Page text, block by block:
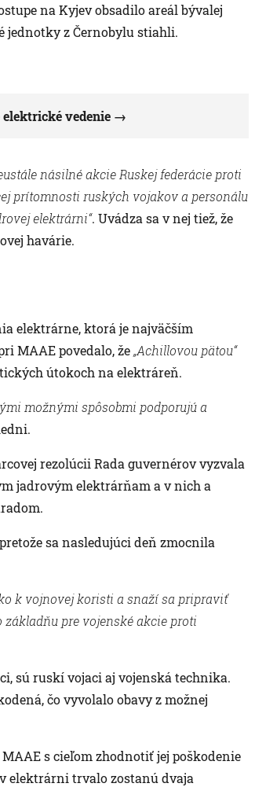
na Kyjev obsadilo areál bývalej
jednotky z Černobylu stiahli.
vedenie
násilné akcie Ruskej federácie proti
prítomnosti ruských vojakov a personálu
elektrárni“. Uvádza sa v nej tiež, že
havárie.
elektrárne, ktorá je najväčším
MAAE povedalo, že„Achillovou pätou“
útokoch na elektráreň.
možnými spôsobmi podporujú a
rezolúcii Rada guvernérov vyzvala
jadrovým elektrárňam a v nich a
sa nasledujúci deň zmocnila
k vojnovej koristi a snaží sa pripraviť
pre vojenské akcie proti
sú ruskí vojaci aj vojenská technika.
čo vyvolalo obavy z možnej
s cieľom zhodnotiť jej poškodenie
elektrárni trvalo zostanú dvaja